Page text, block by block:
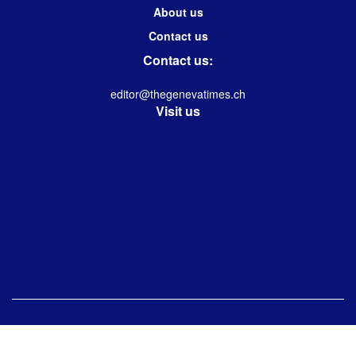
About us
Contact us
Contact us:
editor@thegenevatimes.ch
Visit us